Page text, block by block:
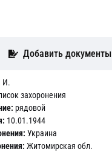
Добавить документы
И.
захоронения
рядовой
10.01.1944
Украина
Житомирская обл.